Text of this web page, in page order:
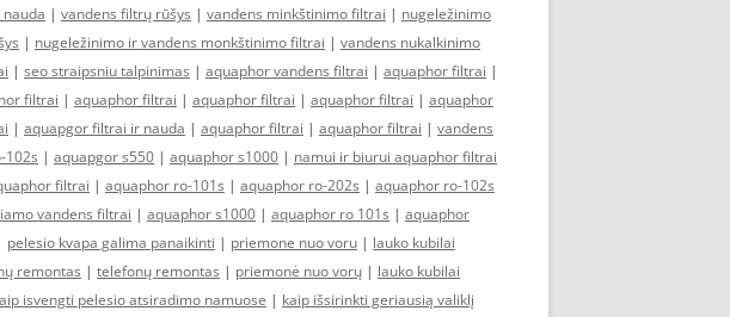
| vandens filtrų rūšys | vandens minkštinimo filtrai | nugeležinimo
| nugeležinimo ir vandens monkštinimo filtrai | vandens nukalkinimo
| seo straipsniu talpinimas | aquaphor vandens filtrai | aquaphor filtrai |
filtrai | aquaphor filtrai | aquaphor filtrai | aquaphor filtrai | aquaphor
| aquapgor filtrai ir nauda | aquaphor filtrai | aquaphor filtrai | vandens
102s | aquapgor s550 | aquaphor s1000 | namui ir biurui aquaphor filtrai
filtrai | aquaphor ro-101s | aquaphor ro-202s | aquaphor ro-102s
vandens filtrai | aquaphor s1000 | aquaphor ro 101s | aquaphor
pelesio kvapa galima panaikinti | priemone nuo voru | lauko kubilai
remontas | telefonų remontas | priemonė nuo vorų | lauko kubilai
isvengti pelesio atsiradimo namuose | kaip išsirinkti geriausią valiklį